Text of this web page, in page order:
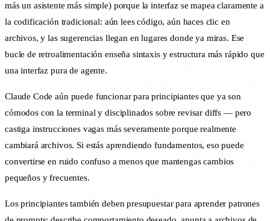
más un asistente más simple) porque la interfaz se mapea claramente a
la codificación tradicional: aún lees código, aún haces clic en
archivos, y las sugerencias llegan en lugares donde ya miras. Ese
bucle de retroalimentación enseña sintaxis y estructura más rápido que
una interfaz pura de agente.
Claude Code aún puede funcionar para principiantes que ya son
cómodos con la terminal y disciplinados sobre revisar diffs — pero
castiga instrucciones vagas más severamente porque realmente
cambiará archivos. Si estás aprendiendo fundamentos, eso puede
convertirse en ruido confuso a menos que mantengas cambios
pequeños y frecuentes.
Los principiantes también deben presupuestar para aprender patrones